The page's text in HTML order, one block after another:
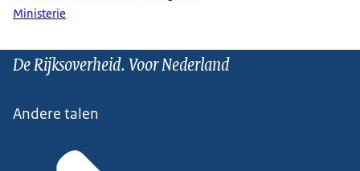
Ministerie
De Rijksoverheid. Voor Nederland
Andere talen